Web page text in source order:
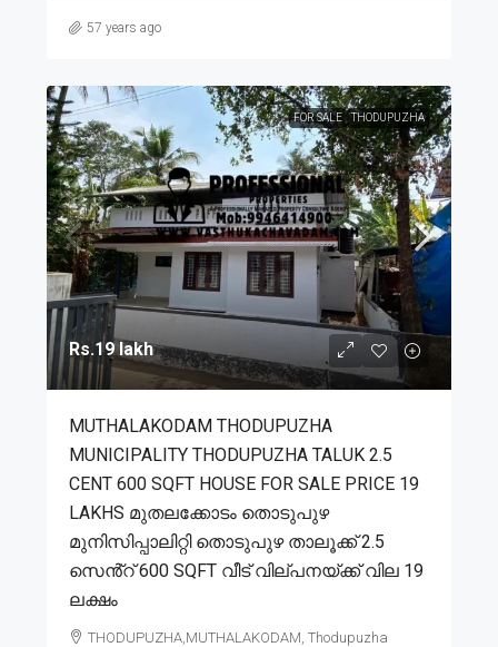
57 years ago
FOR SALE THODUPUZHA
Rs.19 lakh
MUTHALAKODAM THODUPUZHA
MUNICIPALITY THODUPUZHA TALUK 2.5
CENT 600 SQFT HOUSE FOR SALE PRICE 19
LAKHS മുതലക്കോടം തൊടുപുഴ
മുനിസിപ്പാലിറ്റി തൊടുപുഴ താലൂക്ക് 2.5
സെൻ്റ് 600 SQFT വീട് വില്പനയ്ക്ക് വില 19
ലക്ഷം
THODUPUZHA,MUTHALAKODAM, Thodupuzha